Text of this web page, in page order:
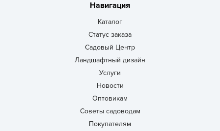
Навигация
Каталог
Статус заказа
Садовый Центр
Ландшафтный дизайн
Услуги
Новости
Оптовикам
Советы садоводам
Покупателям